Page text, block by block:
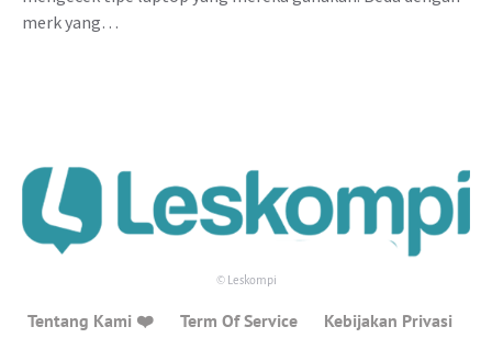
merk yang…
© Leskompi
Tentang Kami ❤️ Term Of Service
Kebijakan Privasi